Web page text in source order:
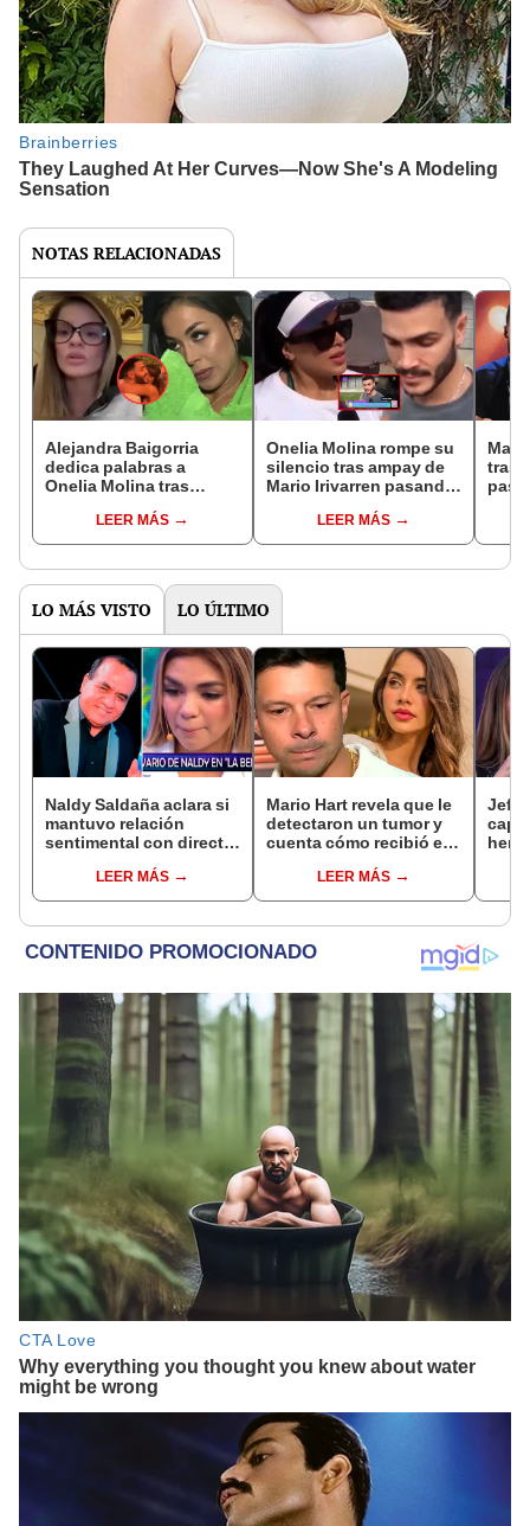
NOTAS RELACIONADAS
Alejandra Baigorria
dedica palabras a
Onelia Molina tras
con Mario Irivarren: "No
quería que esto pasara"
LEER MÁS
Onelia Molina rompe su
silencio tras ampay de
Mario Irivarren pasando
"Quiero darme mi
espacio"
LEER MÁS
tras
LO MÁS VISTO LO ÚLTIMO
Naldy Saldaña aclara si
mantuvo relación
sentimental con director
denunciarlo por
tocamientos: “Me
LEER MÁS
Mario Hart revela que le
detectaron un tumor y
cuenta cómo recibió el
muy fuertes..."
LEER MÁS